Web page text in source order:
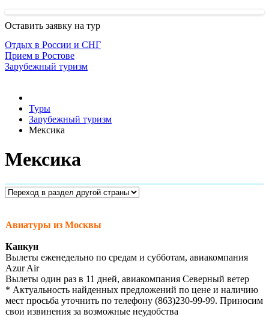
Оставить заявку на тур
Отдых в России и СНГ
Прием в Ростове
Зарубежный туризм
Туры
Зарубежный туризм
Мексика
Мексика
Авиатуры из Москвы
Канкун
Вылеты еженедельно по средам и субботам, авиакомпания
Azur Air
Вылеты один раз в 11 дней, авиакомпания Северный ветер
* Актуальность найденных предложений по цене и наличию
мест просьба уточнить по телефону (863)230-99-99. Приносим
свои извинения за возможные неудобства